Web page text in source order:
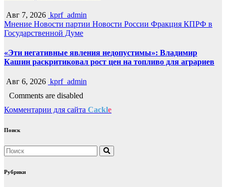
Авг 7, 2026 kprf_admin
Мнение Новости партии Новости России Фракция КПРФ в
Государственной Думе
«Эти негативные явления недопустимы»: Владимир
Кашин раскритиковал рост цен на топливо для аграриев
Авг 6, 2026 kprf_admin
Comments are disabled
Комментарии для сайта Cackle
Поиск
Рубрики